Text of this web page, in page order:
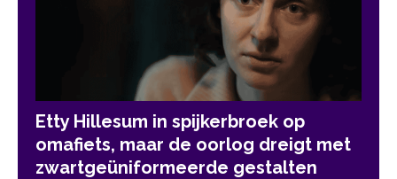
Etty Hillesum in spijkerbroek op
omafiets, maar de oorlog dreigt met
zwartgeüniformeerde gestalten